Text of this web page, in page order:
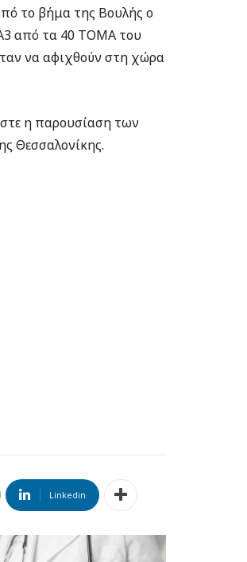
το βήμα της Βουλής ο
από τα 40 ΤΟΜΑ του
να αφιχθούν στη χώρα
η παρουσίαση των
Θεσσαλονίκης.
Linkedin